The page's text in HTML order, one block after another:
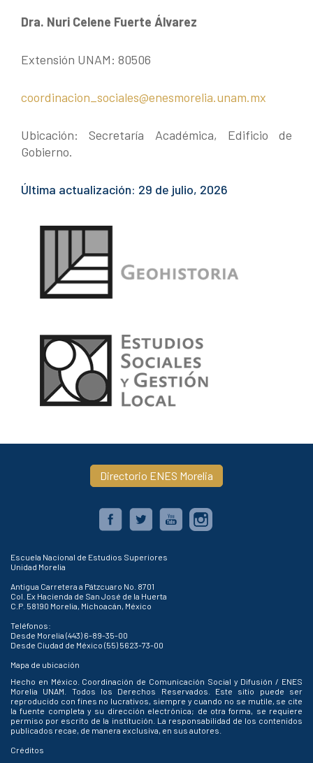
Dra. Nuri Celene Fuerte Álvarez
Extensión UNAM: 80506
coordinacion_sociales@enesmorelia.unam.mx
Ubicación: Secretaría Académica, Edificio de
Gobierno.
Última actualización: 29 de julio, 2026
Directorio ENES Morelia
Escuela Nacional de Estudios Superiores
Unidad Morelia
Antigua Carretera a Pátzcuaro No. 8701
Col. Ex Hacienda de San José de la Huerta
C.P. 58190 Morelia, Michoacán, México
Teléfonos:
Desde Morelia (443) 6-89-35-00
Desde Ciudad de México (55) 5623-73-00
Mapa de ubicación
Hecho en México. Coordinación de Comunicación Social y Difusión / ENES
Morelia UNAM. Todos los Derechos Reservados. Este sitio puede ser
reproducido con fines no lucrativos, siempre y cuando no se mutile, se cite
la fuente completa y su dirección electrónica; de otra forma, se requiere
permiso por escrito de la institución. La responsabilidad de los contenidos
publicados recae, de manera exclusiva, en sus autores.
Créditos